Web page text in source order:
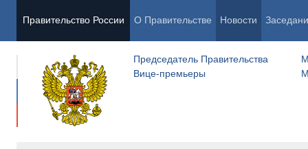
Правительство России О Правительстве Новости
Председатель Правительства
Вице-премьеры